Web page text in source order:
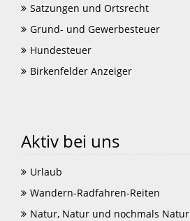
Satzungen und Ortsrecht
Grund- und Gewerbesteuer
Hundesteuer
Birkenfelder Anzeiger
Aktiv bei uns
Urlaub
Wandern-Radfahren-Reiten
Natur, Natur und nochmals Natur